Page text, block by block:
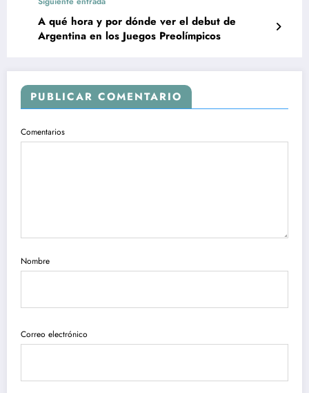
A qué hora y por dónde ver el debut de
Argentina en los Juegos Preolímpicos
PUBLICAR COMENTARIO
Comentarios
Nombre
Correo electrónico